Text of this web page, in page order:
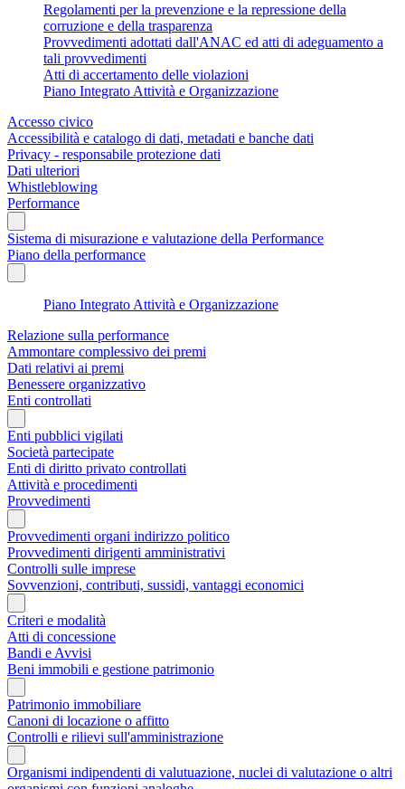
Regolamenti per la prevenzione e la repressione della
corruzione e della trasparenza
Provvedimenti adottati dall'ANAC ed atti di adeguamento a
tali provvedimenti
Atti di accertamento delle violazioni
Piano Integrato Attività e Organizzazione
Accesso civico
Accessibilità e catalogo di dati, metadati e banche dati
Privacy - responsabile protezione dati
Dati ulteriori
Whistleblowing
Performance
Sistema di misurazione e valutazione della Performance
Piano della performance
Piano Integrato Attività e Organizzazione
Relazione sulla performance
Ammontare complessivo dei premi
Dati relativi ai premi
Benessere organizzativo
Enti controllati
Enti pubblici vigilati
Società partecipate
Enti di diritto privato controllati
Attività e procedimenti
Provvedimenti
Provvedimenti organi indirizzo politico
Provvedimenti dirigenti amministrativi
Controlli sulle imprese
Sovvenzioni, contributi, sussidi, vantaggi economici
Criteri e modalità
Atti di concessione
Bandi e Avvisi
Beni immobili e gestione patrimonio
Patrimonio immobiliare
Canoni di locazione o affitto
Controlli e rilievi sull'amministrazione
Organismi indipendenti di valutuazione, nuclei di valutazione o altri